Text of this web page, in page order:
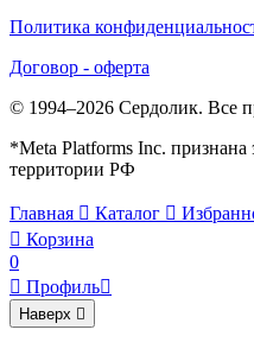
Политика
Договор - оферта
© 1994–2026 Сердолик. Все
*Meta Platforms Inc. признана
территории РФ
Главная  Каталог 
 Корзина
0
 Профиль
Наверх 